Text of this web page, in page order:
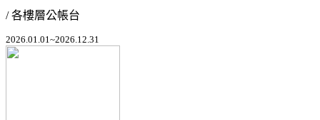
/ 各樓層公帳台
2026.01.01~2026.12.31